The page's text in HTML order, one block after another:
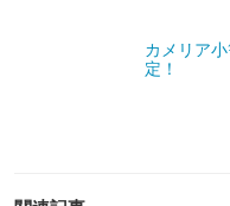
カメリア
定！